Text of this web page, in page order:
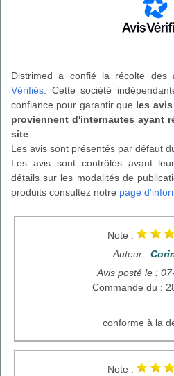
Distrimed a confié la récolte
Vérifiés. Cette société
confiance pour garantir que les
proviennent d'internautes ayant
site.
Les avis sont présentés par défaut
Les avis sont contrôlés avant
détails sur les modalités de
produits consultez notre page
Note :
Auteur :
Avis posté le :
Commande du :
conforme à la
Note :